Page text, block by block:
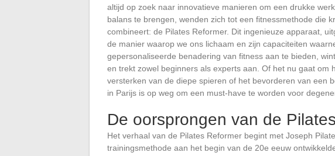
altijd op zoek naar innovatieve manieren om een drukke
balans te brengen, wenden zich tot een fitnessmethode die
combineert: de Pilates Reformer. Dit ingenieuze apparaat,
de manier waarop we ons lichaam en zijn capaciteiten
gepersonaliseerde benadering van fitness aan te bieden,
en trekt zowel beginners als experts aan. Of het nu gaat om
versterken van de diepe spieren of het bevorderen van een
in Parijs is op weg om een must-have te worden voor
De oorsprongen van de
Het verhaal van de Pilates Reformer begint met Joseph
trainingsmethode aan het begin van de 20e eeuw